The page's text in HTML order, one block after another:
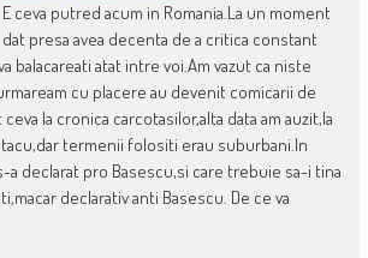
E ceva putred acum in Romania.La un moment
dat presa avea decenta de a critica constant
balacareati atat intre voi.Am vazut ca niste
cu placere au devenit comicarii de
ceva la cronica carcotasilor,alta data am auzit,la
termenii folositi erau suburbani.In
a declarat pro Basescu,si care trebuie sa-i tina
declarativ anti Basescu. De ce va